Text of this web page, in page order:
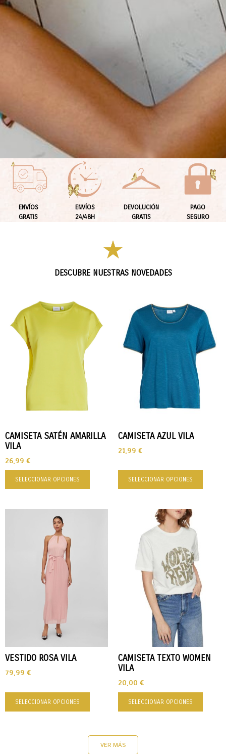
ENVÍOS
GRATIS
ENVÍOS
24/48H
DEVOLUCIÓN
GRATIS
PAGO
SEGURO
DESCUBRE NUESTRAS NOVEDADES
CAMISETA SATÉN AMARILLA
VILA
26,99 €
SELECCIONAR OPCIONES
CAMISETA AZUL VILA
21,99 €
SELECCIONAR OPCIONES
VESTIDO ROSA VILA
79,99 €
SELECCIONAR OPCIONES
CAMISETA TEXTO WOMEN
VILA
20,00 €
SELECCIONAR OPCIONES
VER MÁS